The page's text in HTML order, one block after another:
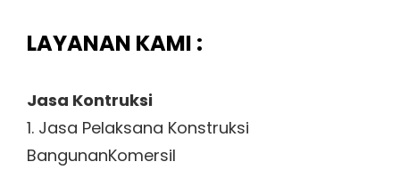
LAYANAN KAMI :
Jasa Kontruksi
1. Jasa Pelaksana Konstruksi
BangunanKomersil